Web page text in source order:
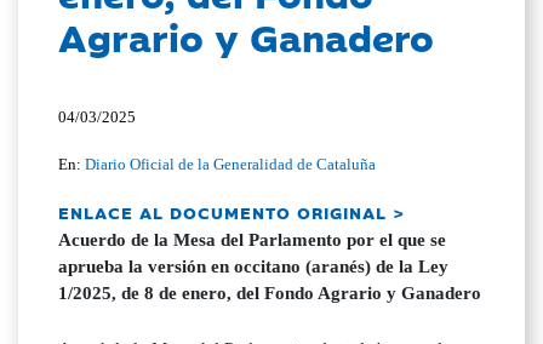
Agrario y Ganadero
04/03/2025
En:Diario Oficial de la Generalidad de Cataluña
ENLACE AL DOCUMENTO ORIGINAL >
Acuerdo de la Mesa del Parlamento por el que se
aprueba la versión en occitano (aranés) de la Ley
1/2025, de 8 de enero, del Fondo Agrario y Ganadero